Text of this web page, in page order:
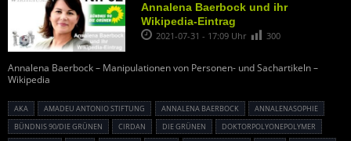
Annalena Baerbock und ihr
Wikipedia-Eintrag
2021-07-31 - 17:09 Uhr 300
Annalena Baerbock – Manipulationen von Personen- und Sachartikeln –
Wikipedia
AKA AMADEU ANTONIO STIFTUNG ANNALENA BAERBOCK
ANNALENASOPHIE
BÜNDNIS 90/DIE GRÜNEN
CIRDAN DIE GRÜNEN
DOKTORPOLYONEPOLYMER